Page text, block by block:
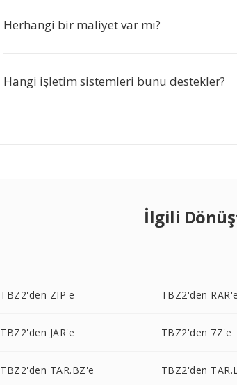
Herhangi bir maliyet var mı?
Hangi işletim sistemleri bunu destekler?
İlgili
TBZ2'den ZIP'e TBZ2'den RAR'e
TBZ2'den JAR'e TBZ2'den 7Z'e
TBZ2'den TAR.BZ'e TBZ2'den